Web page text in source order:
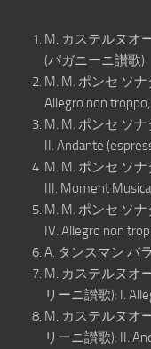
M. カステルヌオ
(パガニーニ讃歌)
M. M. ポンセ ソ
Allegro non
M. M. ポンセ ソ
II. Andante
M. M. ポンセ ソ
III. Moment
M. M. ポンセ ソ
IV. Allegro non
A. タンスマン バ
M. カステルヌオ
リーニ讃歌): I.
M. カステルヌオ
リーニ讃歌): II.